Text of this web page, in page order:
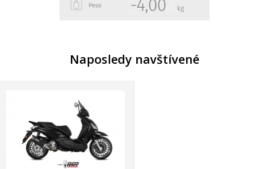
Naposledy navštívené